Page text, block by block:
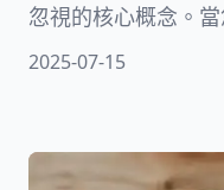
忽視的核心概念。
問：「請問原告在
或是為特定行為的
2025-07-15